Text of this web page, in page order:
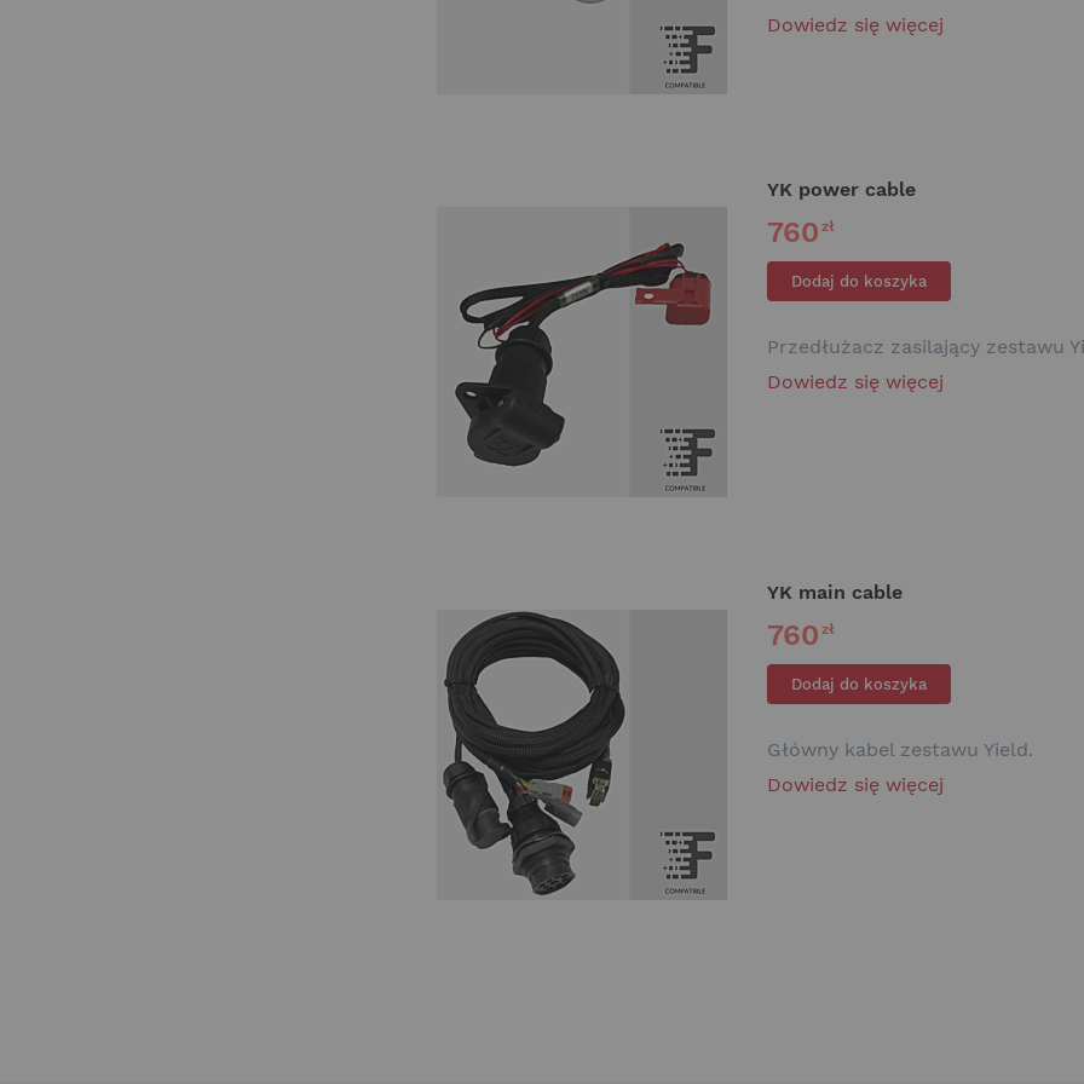
Dowiedz się więcej
YK power cable
760zł
Dodaj do koszyka
Przedłużacz zasilający zestawu
Dowiedz się więcej
YK main cable
760zł
Dodaj do koszyka
Główny kabel zestawu Yield.
Dowiedz się więcej